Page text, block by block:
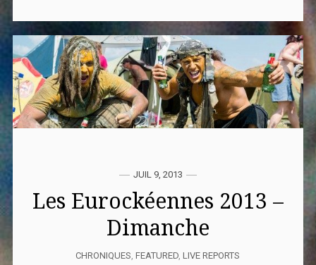
JUIL 9, 2013
Les Eurockéennes 2013 –
Dimanche
CHRONIQUES,FEATURED,LIVE REPORTS